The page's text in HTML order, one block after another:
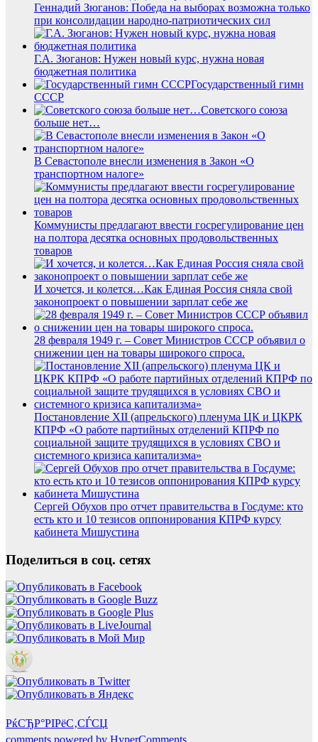
Геннадий Зюганов: Победа на выборах возможна только
при консолидации народно-патриотических сил
Г.А. Зюганов: Нужен новый курс, нужна новая
бюджетная политика
Государственный гимн
СССР
Советского союза
больше нет…
В Севастополе внесли изменения в Закон «О
транспортном налоге»
Коммунисты предлагают ввести госрегулирование цен
на полтора десятка основных продовольственных
товаров
И хочется, и колется…Как Единая Россия сняла свой
законопроект о повышении зарплат себе же
28 февраля 1949 г. – Совет Министров СССР объявил о
снижении цен на товары широкого спроса.
Постановление XII (апрельского) пленума ЦК и ЦКРК
КПРФ «О работе партийных отделений КПРФ по
социальной защите трудящихся в условиях СВО и
системного кризиса капитализма»
Сергей Обухов про отчет правительства в Госдуме: кто
есть кто и 10 тезисов оппонирования КПРФ курсу
кабинета Мишустина
Поделиться в соц. сетях
РќСЂР°РІРёС‚СЃСЏ